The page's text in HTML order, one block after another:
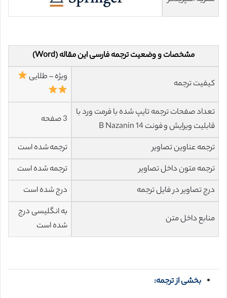
مشخصات و وضعیت ترجمه فارسی این مقاله (Word)
کیفیت ترجمه
ویژه – طلایی
تعداد صفحات ترجمه تایپ شده با فرمت ورد با
قابلیت ویرایش و فونت 14 B Nazanin
3 صفحه
ترجمه عناوین تصاویر
ترجمه شده است
ترجمه متون داخل تصاویر
ترجمه شده است
درج تصاویر در فایل ترجمه
درج شده است
منابع داخل متن
به انگلیسی درج
شده است
بخشی از ترجمه: